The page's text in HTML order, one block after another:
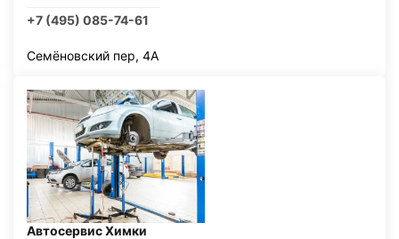
+7 (495) 085-74-61
Семёновский пер, 4А
Автосервис Химки